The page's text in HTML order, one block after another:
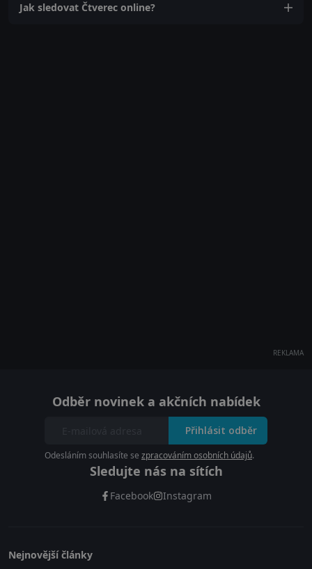
Jak sledovat Čtverec online?
REKLAMA
Odběr novinek a akčních nabídek
Přihlásit odběr
Odesláním souhlasíte se zpracováním osobních údajů.
Sledujte nás na sítích
Facebook Instagram
Nejnovější články